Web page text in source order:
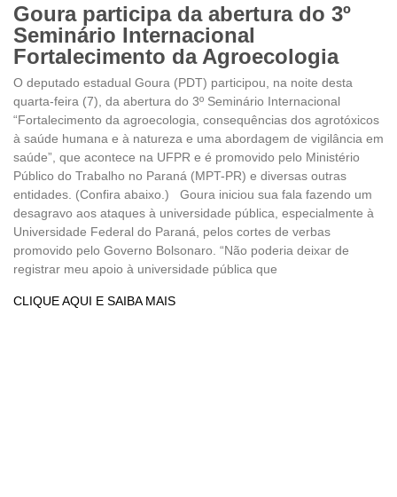
Goura participa da abertura do 3º
Seminário Internacional
Fortalecimento da Agroecologia
O deputado estadual Goura (PDT) participou, na noite desta
quarta-feira (7), da abertura do 3º Seminário Internacional
“Fortalecimento da agroecologia, consequências dos agrotóxicos
à saúde humana e à natureza e uma abordagem de vigilância em
saúde”, que acontece na UFPR e é promovido pelo Ministério
Público do Trabalho no Paraná (MPT-PR) e diversas outras
entidades. (Confira abaixo.) Goura iniciou sua fala fazendo um
desagravo aos ataques à universidade pública, especialmente à
Universidade Federal do Paraná, pelos cortes de verbas
promovido pelo Governo Bolsonaro. “Não poderia deixar de
registrar meu apoio à universidade pública que
CLIQUE AQUI E SAIBA MAIS